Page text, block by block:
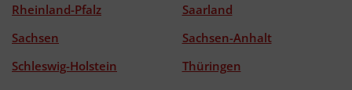
Rheinland-Pfalz
Saarland
Sachsen
Sachsen-Anhalt
Schleswig-Holstein
Thüringen